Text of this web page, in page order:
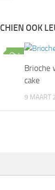
OOK
1
Brioche
cake
9 MAART